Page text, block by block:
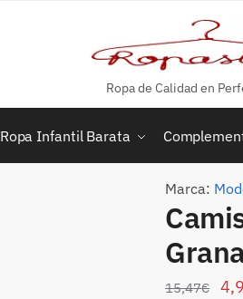
Ropa de Calidad en
Ropa Infantil Barata
Marca:
15,47€